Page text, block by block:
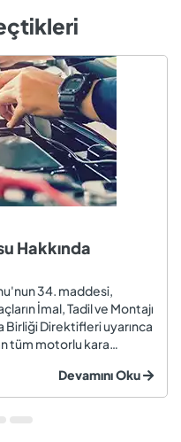
Hakkında
34. maddesi,
İmal, Tadil ve Montajı
Birliği Direktifleri uyarınca
tüm motorlu kara
motosiklet,
Devamını Oku